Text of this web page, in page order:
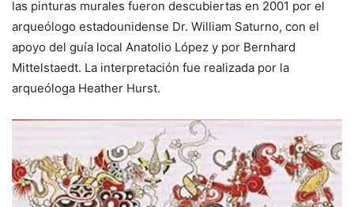
las pinturas murales fueron descubiertas en 2001 por el
arqueólogo estadounidense Dr. William Saturno, con el
apoyo del guía local Anatolio López y por Bernhard
Mittelstaedt. La interpretación fue realizada por la
arqueóloga Heather Hurst.